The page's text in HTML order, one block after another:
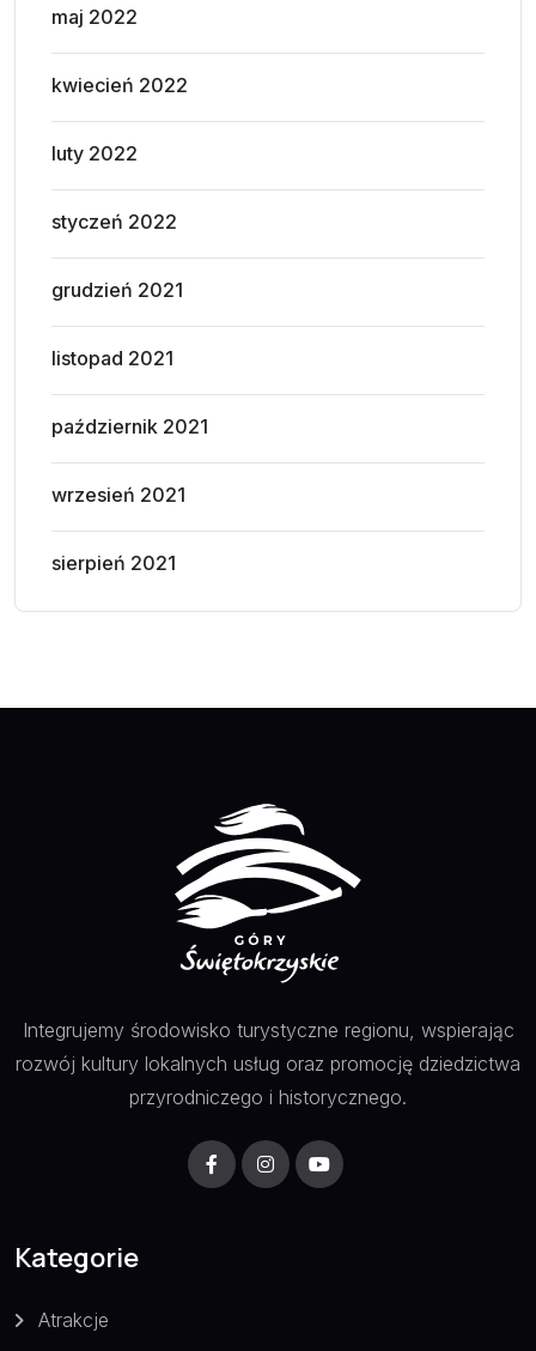
maj 2022
kwiecień 2022
luty 2022
styczeń 2022
grudzień 2021
listopad 2021
październik 2021
wrzesień 2021
sierpień 2021
Integrujemy środowisko turystyczne regionu, wspierając
rozwój kultury lokalnych usług oraz promocję dziedzictwa
przyrodniczego i historycznego.
Kategorie
Atrakcje